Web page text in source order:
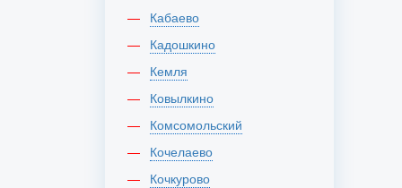
Кабаево
Кадошкино
Кемля
Ковылкино
Комсомольский
Кочелаево
Кочкурово